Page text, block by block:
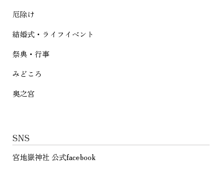
厄除け
結婚式・ライフイベント
祭典・行事
みどころ
奥之宮
SNS
宮地嶽神社 公式facebook